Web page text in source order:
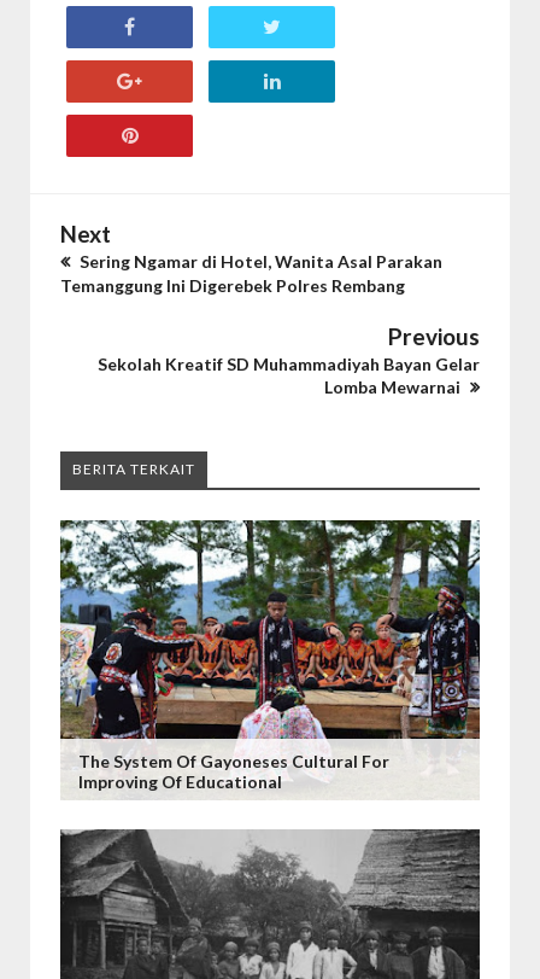
Next
Sering Ngamar di Hotel, Wanita Asal Parakan
Temanggung Ini Digerebek Polres Rembang
Previous
Sekolah Kreatif SD Muhammadiyah Bayan Gelar
Lomba Mewarnai
BERITA TERKAIT
The System Of Gayoneses Cultural For
Improving Of Educational